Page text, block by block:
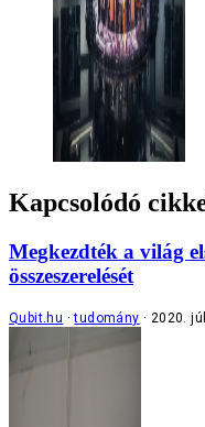
Kapcsolódó
Megkezdték a világ
összeszerelését
Qubit.hu tudomány 2020.